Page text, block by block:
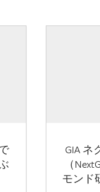
GIA ネ
（
モンド